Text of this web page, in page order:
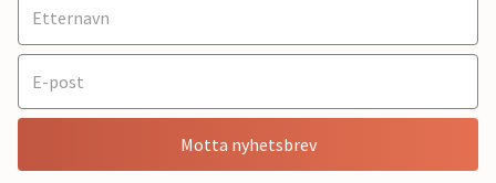
Motta nyhetsbrev